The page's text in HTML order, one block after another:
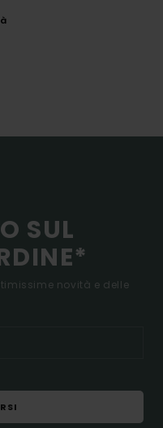
SUL
novità e delle